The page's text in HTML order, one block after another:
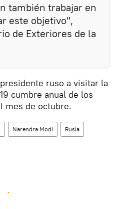
también trabajar en
este objetivo",
de Exteriores de la
ruso a visitar la
cumbre anual de los
mes de octubre.
Narendra Modi Rusia